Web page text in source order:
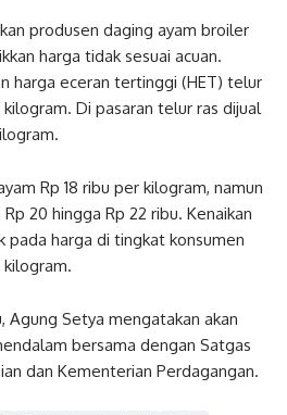
produsen daging ayam broiler
harga tidak sesuai acuan.
harga eceran tertinggi (HET) telur
kilogram. Di pasaran telur ras dijual
Rp 18 ribu per kilogram, namun
20 hingga Rp 22 ribu. Kenaikan
pada harga di tingkat konsumen
Setya mengatakan akan
bersama dengan Satgas
dan Kementerian Perdagangan.